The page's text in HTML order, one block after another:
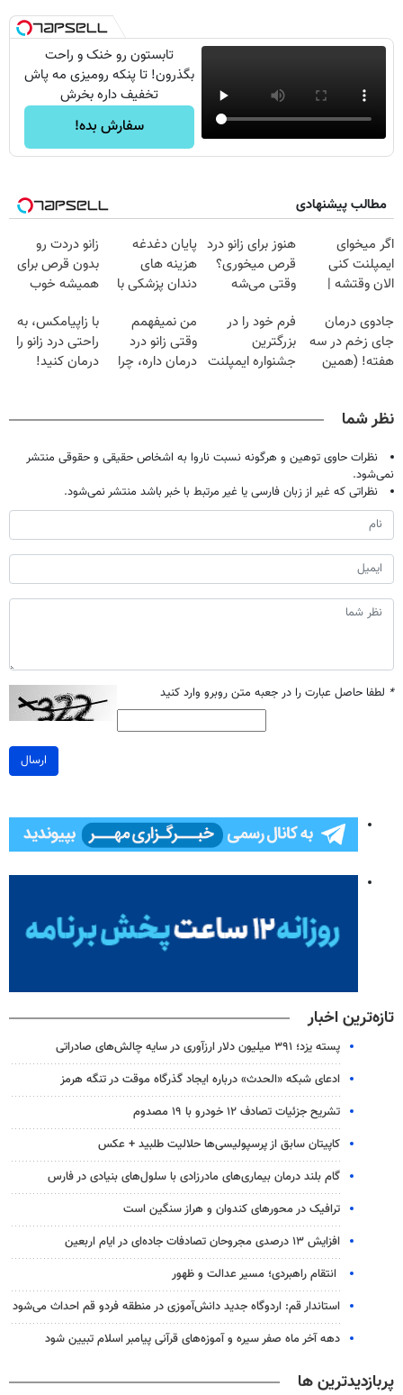
تابستون رو خنک و راحت
بگذرون! تا پنکه رومیزی مه پاش
تخفیف داره بخرش
سفارش بده!
مطالب پیشنهادی
اگر میخوای
ایمپلنت کنی
الان وقتشه |
میلیون تومان!!!
هنوز برای زانو درد
قرص میخوری؟
وقتی می‌شه
درمانش کرد؟؟؟؟
پایان دغدغه
هزینه های
دندان پزشکی با
خانگی
زانو دردت رو
بدون قرص برای
همیشه خوب
پرسش‌نامه)
جادوی درمان
جای زخم در سه
هفته! (همین
فرم خود را در
بزرگترین
جشنواره ایمپلنت
من نمیفهمم
وقتی زانو درد
درمان داره، چرا
با زاپیامکس، به
راحتی درد زانو را
درمان کنید!
نظر شما
نظرات حاوی توهین و هرگونه نسبت ناروا به اشخاص حقیقی و حقوقی منتشر
نمی‌شود.
نظراتی که غیر از زبان فارسی یا غیر مرتبط با خبر باشد منتشر نمی‌شود.
* لطفا حاصل عبارت را در جعبه متن روبرو وارد کنید
ارسال
تازه‌ترین اخبار
پسته یزد؛ ۳۹۱ میلیون دلار ارزآوری در سایه چالش‌های صادراتی
ادعای شبکه «الحدث» درباره ایجاد گذرگاه موقت در تنگه هرمز
تشریح جزئیات تصادف ۱۲ خودرو با ۱۹ مصدوم
کاپیتان سابق از پرسپولیسی‌ها حلالیت طلبید + عکس
گام بلند درمان بیماری‌های مادرزادی با سلول‌های بنیادی در فارس
ترافیک در محورهای کندوان و هراز سنگین است
افزایش ۱۳ درصدی مجروحان تصادفات جاده‌ای در ایام اربعین
انتقام راهبردی؛ مسیر عدالت و ظهور
استاندار قم: اردوگاه جدید دانش‌آموزی در منطقه فردو قم احداث می‌شود
دهه آخر ماه صفر سیره و آموزه‌های قرآنی پیامبر اسلام تبیین شود
پربازدیدترین ها